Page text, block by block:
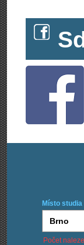
Místo studia
Počet